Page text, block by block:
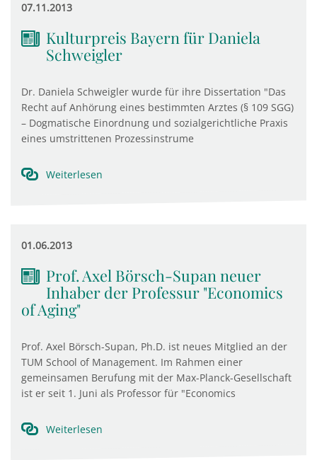
07.11.2013
Kulturpreis Bayern für Daniela
Schweigler
Dr. Daniela Schweigler wurde für ihre Dissertation "Das
Recht auf Anhörung eines bestimmten Arztes (§ 109 SGG)
– Dogmatische Einordnung und sozialgerichtliche Praxis
eines umstrittenen Prozessinstrume
Weiterlesen
01.06.2013
Prof. Axel Börsch-Supan neuer
Inhaber der Professur "Economics
of Aging"
Prof. Axel Börsch-Supan, Ph.D. ist neues Mitglied an der
TUM School of Management. Im Rahmen einer
gemeinsamen Berufung mit der Max-Planck-Gesellschaft
ist er seit 1. Juni als Professor für "Economics
Weiterlesen